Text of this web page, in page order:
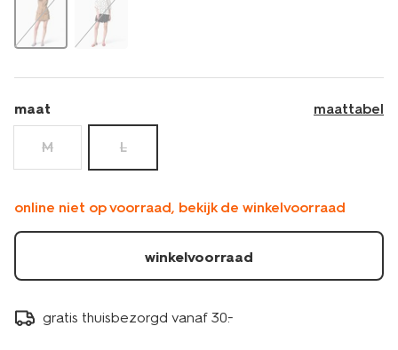
maat maattabel
M L
online niet op voorraad, bekijk de winkelvoorraad
winkelvoorraad
gratis thuisbezorgd vanaf 30.-